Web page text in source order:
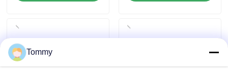
Gevallen
Offerte Aanvragen
Tommy